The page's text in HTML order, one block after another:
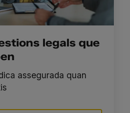
legals que
assegurada quan